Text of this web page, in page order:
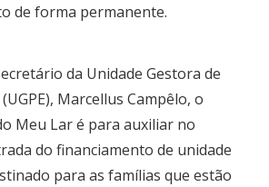
de forma permanente.
da Unidade Gestora de
Marcellus Campêlo, o
Meu Lar é para auxiliar no
do financiamento de unidade
para as famílias que estão